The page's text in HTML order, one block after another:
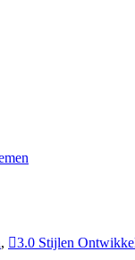
, 3.0 Stijlen